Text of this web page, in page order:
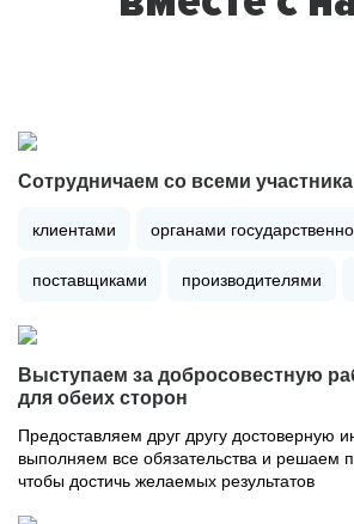
Сотрудничаем со всеми
клиентами органами
поставщиками производителями
Выступаем за добросовестную
для обеих сторон
Предоставляем друг другу достоверную
выполняем все обязательства и решаем
чтобы достичь желаемых результатов